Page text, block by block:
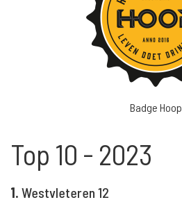
Badge Hoop
Top 10 - 2023
1. Westvleteren 12